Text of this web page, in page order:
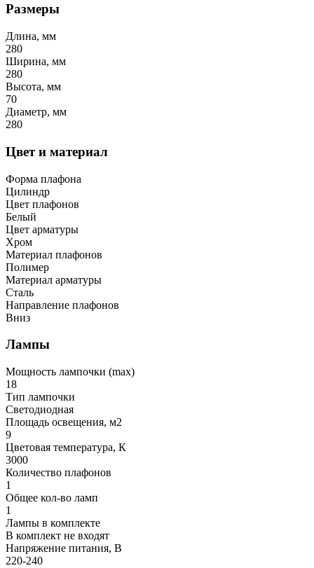
Размеры
Длина, мм
280
Ширина, мм
280
Высота, мм
70
Диаметр, мм
280
Цвет и материал
Форма плафона
Цилиндр
Цвет плафонов
Белый
Цвет арматуры
Хром
Материал плафонов
Полимер
Материал арматуры
Сталь
Направление плафонов
Вниз
Лампы
Мощность лампочки (max)
18
Тип лампочки
Светодиодная
Площадь освещения, м2
9
Цветовая температура, К
3000
Количество плафонов
1
Общее кол-во ламп
1
Лампы в комплекте
В комплект не входят
Напряжение питания, В
220-240